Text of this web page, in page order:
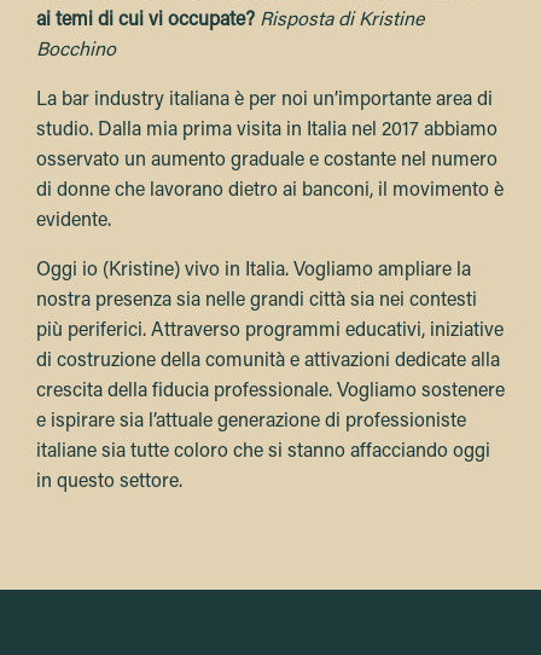
ai temi di cui vi occupate? Risposta di Kristine
Bocchino
La bar industry italiana è per noi un’importante area di
studio. Dalla mia prima visita in Italia nel 2017 abbiamo
osservato un aumento graduale e costante nel numero
di donne che lavorano dietro ai banconi, il movimento è
evidente.
Oggi io (Kristine) vivo in Italia. Vogliamo ampliare la
nostra presenza sia nelle grandi città sia nei contesti
più periferici. Attraverso programmi educativi, iniziative
di costruzione della comunità e attivazioni dedicate alla
crescita della fiducia professionale. Vogliamo sostenere
e ispirare sia l’attuale generazione di professioniste
italiane sia tutte coloro che si stanno affacciando oggi
in questo settore.